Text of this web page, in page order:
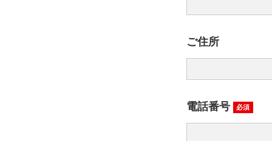
ご住所
電話番号 必須